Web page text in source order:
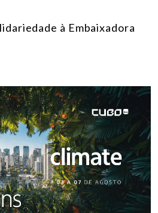
à Embaixadora